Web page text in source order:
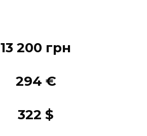
13 200 грн
294 €
322 $